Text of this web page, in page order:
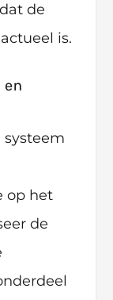
de
is.
en
systeem
op het
de